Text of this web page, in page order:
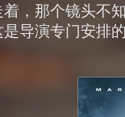
着，那个镜头不
导演专门安排